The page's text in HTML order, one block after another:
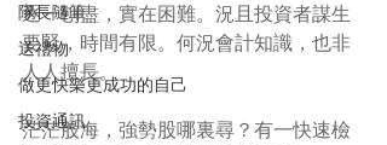
隊長隨筆
送禮物
做更快樂更成功的自己
投資通訊
逐一刨盡，實在困難。況且投資者謀生
要緊，時間有限。何況會計知識，也非
人人擅長。
茫茫股海，強勢股哪裏尋？有一快速檢